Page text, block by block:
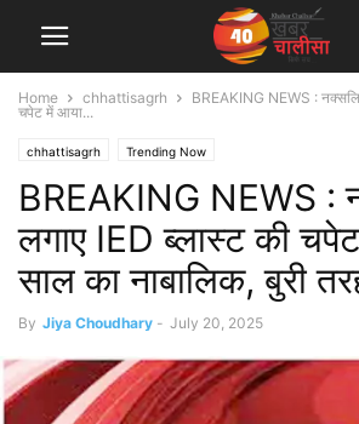
Home chhattisagrh
BREAKING NEWS :
चपेट में आया...
chhattisagrh Trending Now
BREAKING NEWS :
लगाए IED ब्लास्ट की
साल का नाबालिक, बुरी
By Jiya Choudhary - July 20, 2025